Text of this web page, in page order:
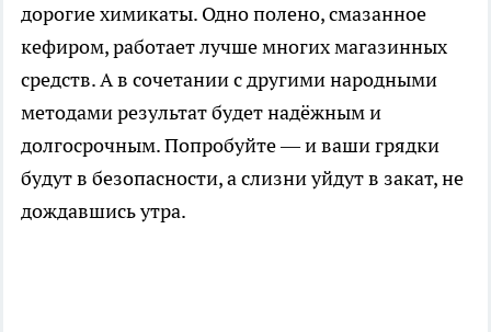
дорогие химикаты. Одно полено, смазанное
кефиром, работает лучше многих магазинных
средств. А в сочетании с другими народными
методами результат будет надёжным и
долгосрочным. Попробуйте — и ваши грядки
будут в безопасности, а слизни уйдут в закат, не
дождавшись утра.